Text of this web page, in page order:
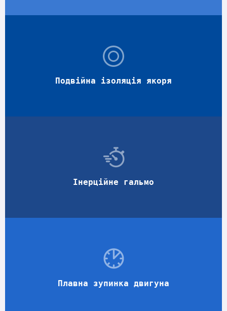
Подвійна ізоляція якоря
Інерційне гальмо
Плавна зупинка двигуна